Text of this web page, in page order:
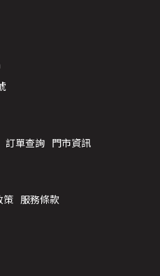
訂單查詢 門市資訊
策 服務條款